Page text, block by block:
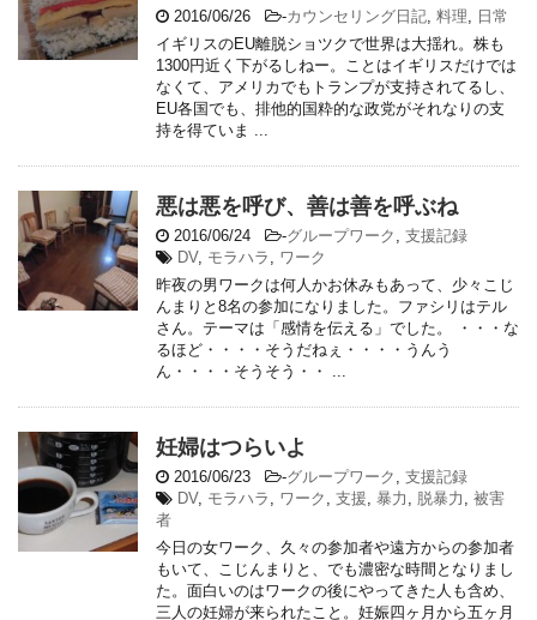
2016/06/26 -カウンセリング日記 料理
日常
イギリスのEU離脱ショツクで世界は大揺れ。株も
1300円近く下がるしねー。ことはイギリスだけでは
なくて、アメリカでもトランプが支持されてるし、
EU各国でも、排他的国粋的な政党がそれなりの支
持を得ていま ...
悪は悪を呼び、善は善を呼ぶね
2016/06/24 -グループワーク
支援記録
DV, モラハラ
ワーク
昨夜の男ワークは何人かお休みもあって、少々こじ
んまりと8名の参加になりました。ファシリはテル
さん。テーマは「感情を伝える」でした。 ・・・な
るほど・・・・そうだねぇ・・・・うんう
ん・・・・そうそう・・ ...
妊婦はつらいよ
2016/06/23 -グループワーク
支援記録
DV, モラハラ ワーク 支援 暴力 脱暴力
被害
者
今日の女ワーク、久々の参加者や遠方からの参加者
もいて、こじんまりと、でも濃密な時間となりまし
た。面白いのはワークの後にやってきた人も含め、
三人の妊婦が来られたこと。妊娠四ヶ月から五ヶ月